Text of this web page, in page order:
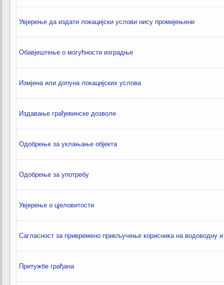
Увјерење да издати локацијски услови нису промијењени
Обавјештење о могућности изградње
Измјена или допуна локацијских услова
Издавање грађевинске дозволе
Oдобрење за уклањање објекта
Одобрење за употребу
Увјерење о цјеловитости
Сагласност за привремено прикључење корисника на водоводну
Притужбе грађана